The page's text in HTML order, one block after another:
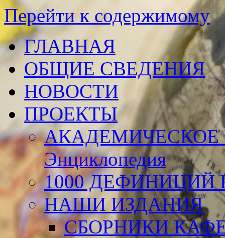
Перейти к содержимому
ГЛАВНАЯ
ОБЩИЕ СВЕДЕНИЯ
НОВОСТИ
ПРОЕКТЫ
АКАДЕМИЧЕСКОЕ
Энциклопедия
1000 ДЕФИНИЦИЙ
НАШИ ИЗДАНИЯ
СБОРНИКИ